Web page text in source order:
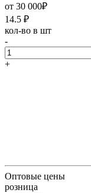
от 30 000₽
14.5 ₽
кол-во в шт
-
+
Оптовые цены
розница